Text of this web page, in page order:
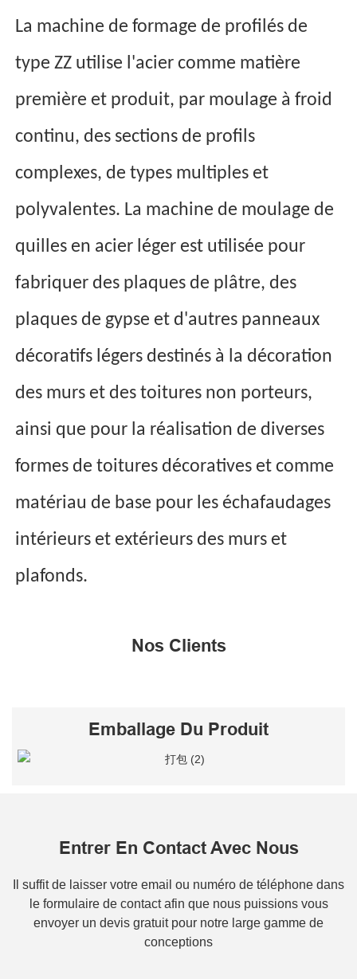
La machine de formage de profilés de
type ZZ utilise l'acier comme matière
première et produit, par moulage à froid
continu, des sections de profils
complexes, de types multiples et
polyvalentes. La machine de moulage de
quilles en acier léger est utilisée pour
fabriquer des plaques de plâtre, des
plaques de gypse et d'autres panneaux
décoratifs légers destinés à la décoration
des murs et des toitures non porteurs,
ainsi que pour la réalisation de diverses
formes de toitures décoratives et comme
matériau de base pour les échafaudages
intérieurs et extérieurs des murs et
plafonds.
Nos Clients
Emballage Du Produit
Entrer En Contact Avec Nous
Il suffit de laisser votre email ou numéro de téléphone dans
le formulaire de contact afin que nous puissions vous
envoyer un devis gratuit pour notre large gamme de
conceptions